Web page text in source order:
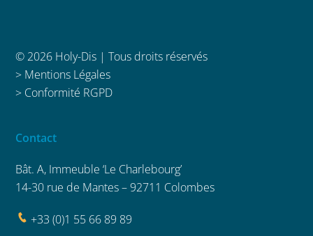
© 2026 Holy-Dis | Tous droits réservés
> Mentions Légales
> Conformité RGPD
Contact
Bât. A, Immeuble ‘Le Charlebourg’
14-30 rue de Mantes – 92711 Colombes
+33 (0)1 55 66 89 89